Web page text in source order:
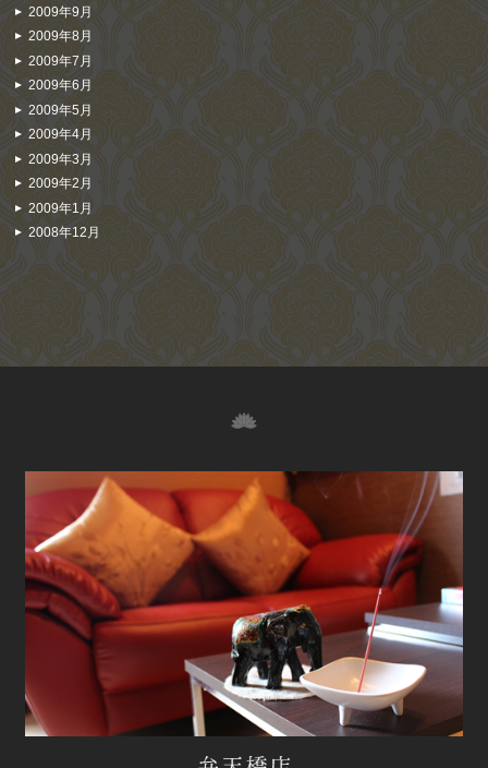
2009年9月
2009年8月
2009年7月
2009年6月
2009年5月
2009年4月
2009年3月
2009年2月
2009年1月
2008年12月